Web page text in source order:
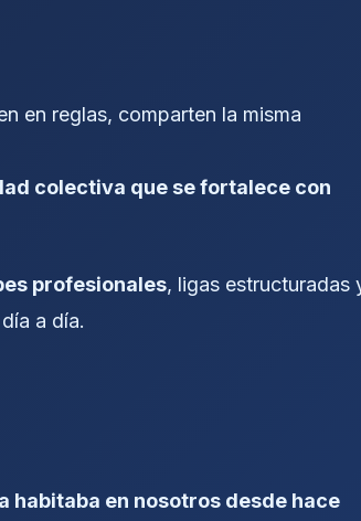
en reglas, comparten la misma
colectiva que se fortalece con
profesionales, ligas estructuradas
a día.
habitaba en nosotros desde hace